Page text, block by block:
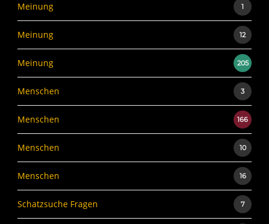
Meinung 1
Meinung 12
Meinung 205
Menschen 3
Menschen 166
Menschen 10
Menschen 16
Schatzsuche Fragen 7